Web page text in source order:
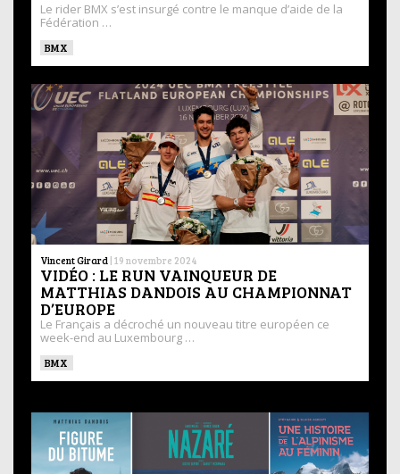
Le rider BMX s’est insurgé contre le manque d’aide de la
Fédération …
BMX
Vincent Girard | 19 novembre 2024
VIDÉO : LE RUN VAINQUEUR DE
MATTHIAS DANDOIS AU CHAMPIONNAT
D’EUROPE
Le Français a décroché un nouveau titre européen ce
week-end au Luxembourg …
BMX